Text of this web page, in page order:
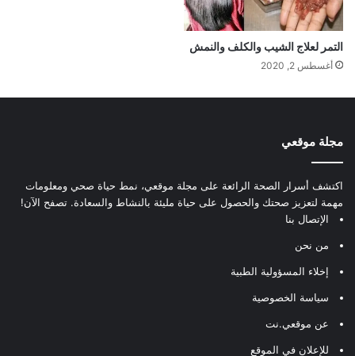
التمر لعلاج الشيب والكلف والنمش
أغسطس 2, 2020
مجلة موقعي
اكتشف أسرار الصحة الرائعة على مجلة موقعي، نمط حياة صحي ومعلومات
مهمة لتعزيز صحتك والحصول على حياة مليئة بالنشاط والسعادة. تصفح الآن!
الإتصال بنا
من نحن
إخلاء المسؤولية الطبية
سياسة الخصوصية
عن موقعي.نت
للإعلان في الموقع